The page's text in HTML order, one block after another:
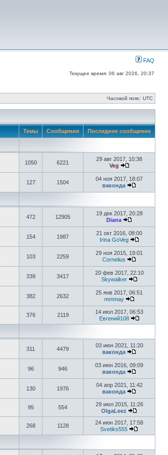
FAQ
Текущее время: 06 авг 2026, 20:37
Часовой пояс: UTC
Темы Сообщения Последнее сообщение
1050 6221
29 авг 2017, 10:38
Veg
127 1504
04 ноя 2017, 18:07
ваконда
472 12905
19 дек 2017, 20:28
Diana
154 1987
21 окт 2016, 08:00
Irina GoVeg
103 2259
29 ноя 2015, 19:01
Cornelius
339 3417
20 фев 2017, 22:10
Skywalker
382 2632
25 янв 2017, 06:51
mmmay
376 2119
14 июл 2017, 06:53
Евгений108
311 4479
03 июн 2021, 11:20
ваконда
96 946
03 июн 2016, 09:09
ваконда
130 1976
04 апр 2021, 11:42
ваконда
95 554
29 июл 2015, 11:26
OlgaLeez
268 1128
24 июн 2017, 17:58
Svetiks555